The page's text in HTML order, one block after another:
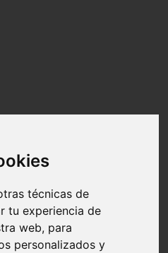
técnicas de
tu experiencia de
web, para
personalizados y
la flauta
la flauta